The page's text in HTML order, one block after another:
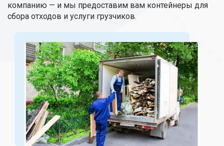
компанию — и мы предоставим вам контейнеры для
сбора отходов и услуги грузчиков.